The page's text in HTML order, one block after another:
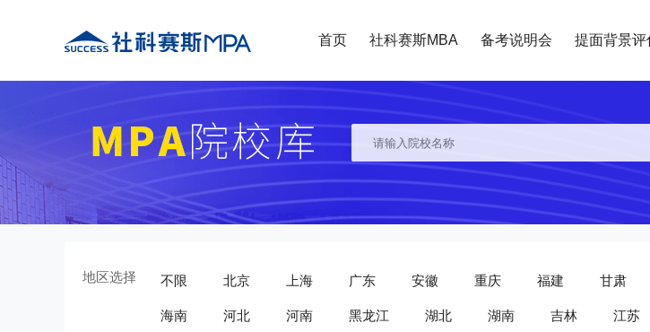
首页 社科赛斯MBA 备考说明会 提面背景评
地区选择 不限 北京 上海 广东 安徽 重庆 福建 甘肃
海南 河北 河南 黑龙江 湖北 湖南 吉林 江苏